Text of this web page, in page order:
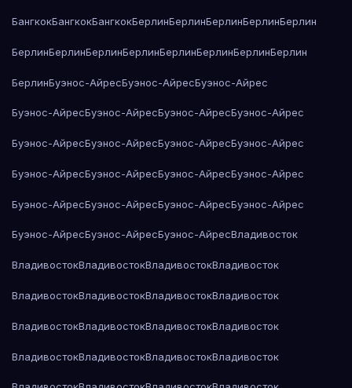
БангкокБангкокБангкокБерлинБерлинБерлинБерлинБерлин
БерлинБерлинБерлинБерлинБерлинБерлинБерлинБерлин
БерлинБуэнос-АйресБуэнос-АйресБуэнос-Айрес
Буэнос-АйресБуэнос-АйресБуэнос-АйресБуэнос-Айрес
Буэнос-АйресБуэнос-АйресБуэнос-АйресБуэнос-Айрес
Буэнос-АйресБуэнос-АйресБуэнос-АйресБуэнос-Айрес
Буэнос-АйресБуэнос-АйресБуэнос-АйресБуэнос-Айрес
Буэнос-АйресБуэнос-АйресБуэнос-АйресВладивосток
ВладивостокВладивостокВладивостокВладивосток
ВладивостокВладивостокВладивостокВладивосток
ВладивостокВладивостокВладивостокВладивосток
ВладивостокВладивостокВладивостокВладивосток